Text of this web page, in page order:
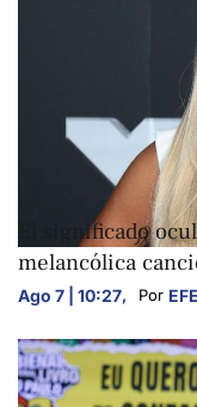
ARTE Y CULTURA
El significado
melancólica
Ago 7 | 10:27, Por EFE